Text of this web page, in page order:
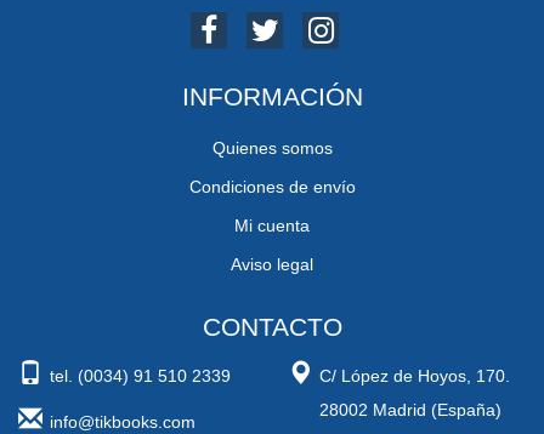
INFORMACIÓN
Quienes somos
Condiciones de envío
Mi cuenta
Aviso legal
CONTACTO
tel. (0034) 91 510 2339
info@tikbooks.com
C/ López de Hoyos, 170.
28002 Madrid (España)